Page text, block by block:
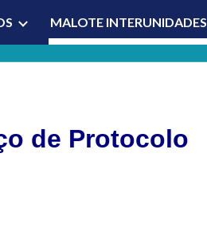
to navigation
MALOTE INTERUNIDADES
de Protocolo